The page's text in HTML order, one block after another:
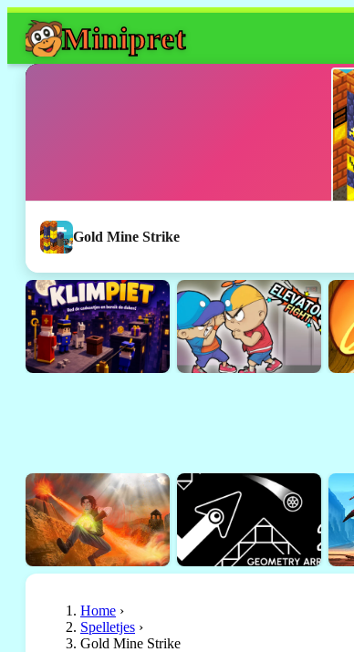
Minipret
Gold Mine Strike
Home ›
Spelletjes ›
Gold Mine Strike